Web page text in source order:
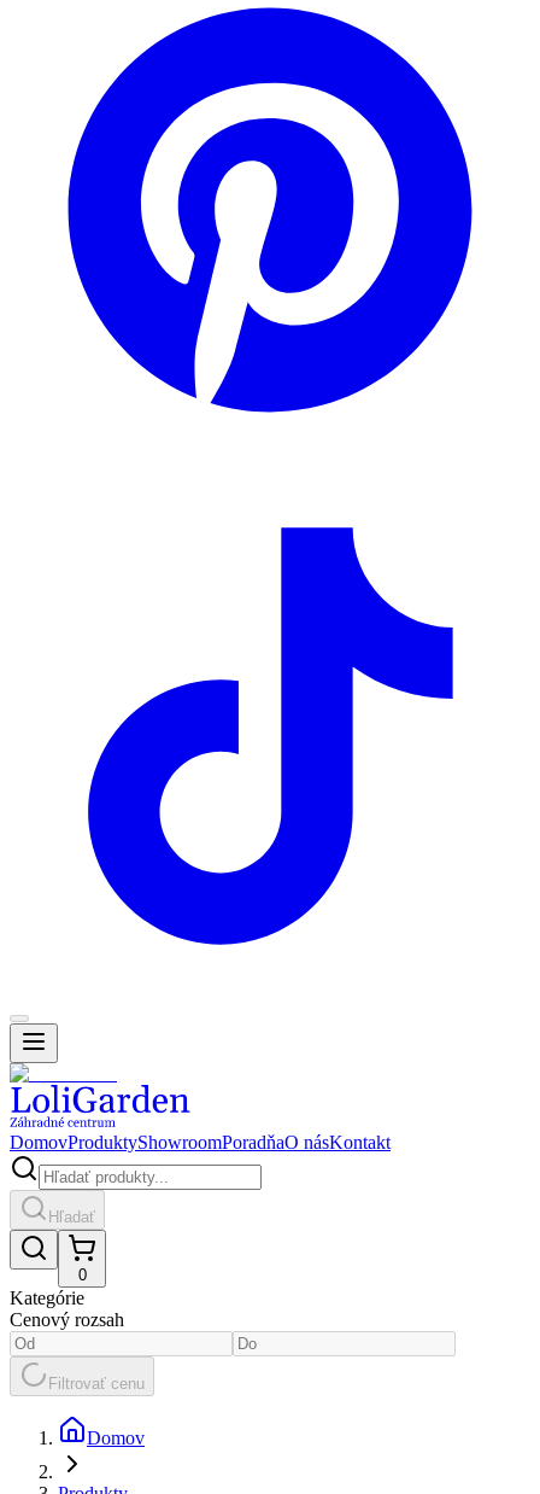
DomovProduktyShowroomPoradňaO násKontakt
Hľadať
0
Kategórie
Cenový rozsah
Filtrovať cenu
Domov